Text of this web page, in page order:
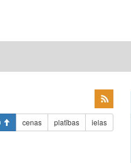
cenas platības ielas